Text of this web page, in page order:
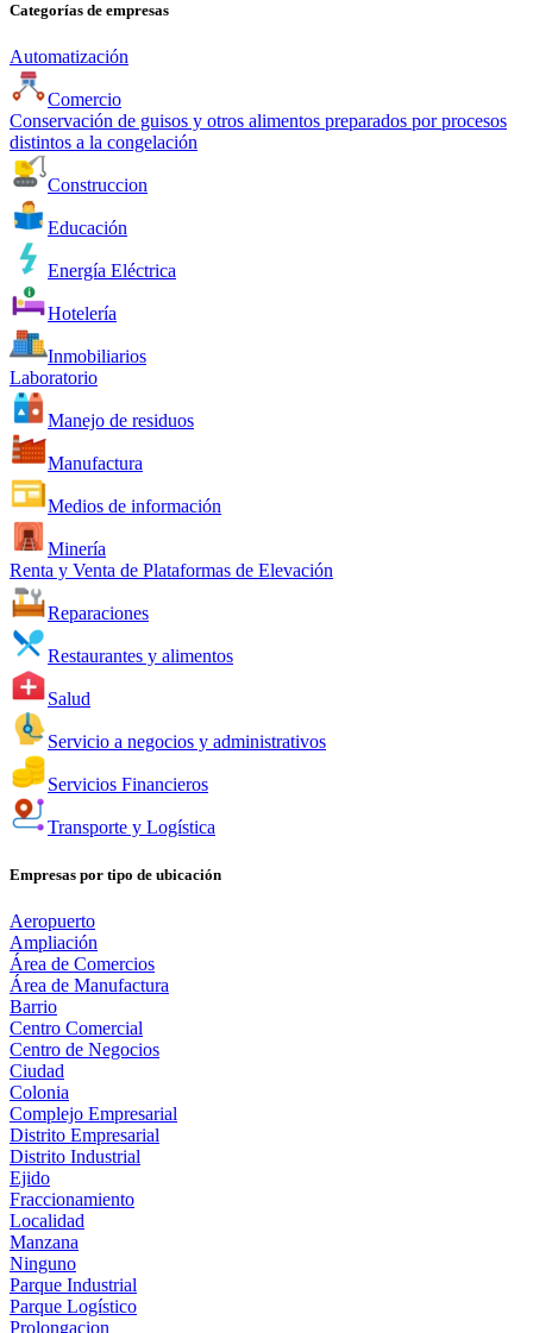
Categorías de empresas
Automatización
Comercio
Conservación de guisos y otros alimentos preparados por procesos
distintos a la congelación
Construccion
Educación
Energía Eléctrica
Hotelería
Inmobiliarios
Laboratorio
Manejo de residuos
Manufactura
Medios de información
Minería
Renta y Venta de Plataformas de Elevación
Reparaciones
Restaurantes y alimentos
Salud
Servicio a negocios y administrativos
Servicios Financieros
Transporte y Logística
Empresas por tipo de ubicación
Aeropuerto
Ampliación
Área de Comercios
Área de Manufactura
Barrio
Centro Comercial
Centro de Negocios
Ciudad
Colonia
Complejo Empresarial
Distrito Empresarial
Distrito Industrial
Ejido
Fraccionamiento
Localidad
Manzana
Ninguno
Parque Industrial
Parque Logístico
Prolongacion